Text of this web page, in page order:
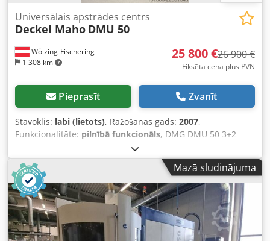
Wölzing-Fischering
1 308 km
Universālais apstrādes centrs
Deckel Maho DMU 50
25 800 €26 900 €
Fiksēta cena plus PVN
Pieprasīt Zvanīt
Stāvoklis: labi (lietots), Ražošanas gads: 2007,
Funkcionalitāte: pilnībā funkcionāls, DMG DMU 50 3+2
assis VĀRPSTA pārbaudīta un atjaunota 2026. gada 01.
Vadības sistēma Heidenhain iTNC 530 Darba stundas: 11
275 stundas Programma: X ass – gājiens 500 mm Y ass –
gājiens 450 mm Z ass – gājiens 400 mm Vadības sistēma
iTNC 530 Heidenhain Griešanās ātruma diapazons –
galvenā vārpsta 20–10 000 apgr./min. Instrumenta turētājs
SK 40 DIN 69871 Darba virsmas izmērs 700 x 500 mm
Maks. darba virsmas slodze 500 kg Chedpeza T A Dofx
Mazā sludinājuma